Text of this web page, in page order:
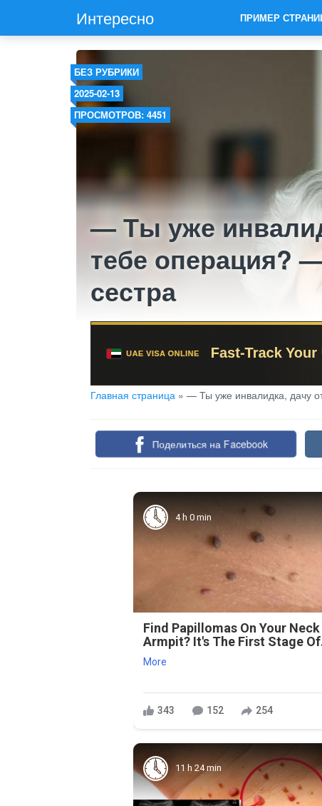
Интересно ПРИМЕР
БЕЗ РУБРИКИ
2025-02-13
ПРОСМОТРОВ: 4451
— Ты уже
тебе операция?
сестра
Главная страница » — Ты уже инвалидка, дачу
Поделиться на Facebook
4 h 0 min
Find Papillomas On Your Neck
Armpit? It's The First Stage
More
343 152 254
11 h 24 min